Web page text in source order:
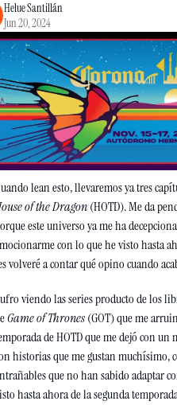
Helue Santillán
Jun 20, 2024
lean esto, llevaremos ya tres
of the Dragon (HOTD). Me da
este universo ya me ha
con lo que he visto hasta
volveré a contar qué opino cuando
viendo las series producto de los
Game of Thrones (GOT)que me
de HOTD que me dejó con
historias que me gustan muchísimo,
que no han sabido adaptar
hasta ahora de la segunda